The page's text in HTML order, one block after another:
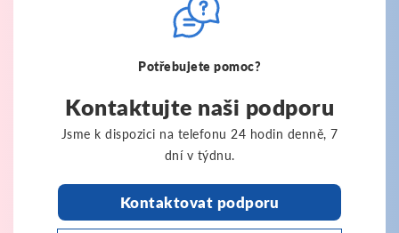
Potřebujete pomoc?
Kontaktujte naši podporu
Jsme k dispozici na telefonu 24 hodin denně, 7
dní v týdnu.
Kontaktovat podporu